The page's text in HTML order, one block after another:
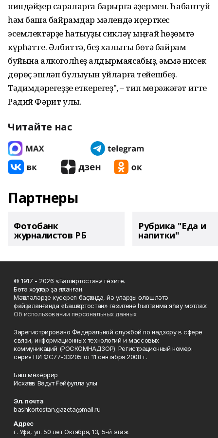
ниндәйҙер сараларға барырға әҙермен. Һабантуй
һәм башҡа байрамдар мәлендә иҫерткес
эсемлектәрҙе һатыуҙы сикләү ыңғай һөҙөмтә
күрһәтте. Әлбиттә, беҙ халыҡты бөтә байрам
буйына алкоголһеҙ ҡалдырмаясаҡбыҙ, әммә нисек
дөрөҫ эшләп булыуын уйларға тейешбеҙ.
Тәҡдимдәрегеҙҙе еткерегеҙ", – тип мөрәжәғәт итте
Радий Фәрит улы.
Читайте нас
Партнеры
Фотобанк
журналистов РБ
Рубрика "Еда и
напитки"
© 1917 - 2026 «Башҡортостан» гәзите.
Бөтә хоҡуҡтар ҙа яҡланған.
Мәҡәләләрҙе күсереп баҫҡанда, йә уларҙы өлөшләтә
файҙаланғанда «Башҡортостан» гәзитенә һылтанма яһау мотлаҡ.
Об использовании персональных данных
Зарегистрировано Федеральной службой по надзору в сфере
связи, информационных технологий и массовых
коммуникаций (РОСКОМНАДЗОР). Регистрационный номер:
серия ПИ ФС77-33205 от 11 сентября 2008 г.
Баш мөхәррир
Исхаҡов Вәдүт Ғәйфулла улы
Эл. почта
bashkortostan.gazeta@mail.ru
Адрес
г. Уфа, ул. 50 лет Октября, 13, 5-й этаж